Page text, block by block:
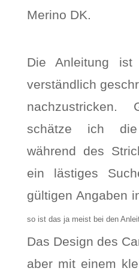
Merino DK.
Die Anleitung
verständlich
nachzustricken.
schätze ich die
während des
ein lästiges
gültigen Angaben
so ist das ja meist bei den
Das Design des
aber mit einem